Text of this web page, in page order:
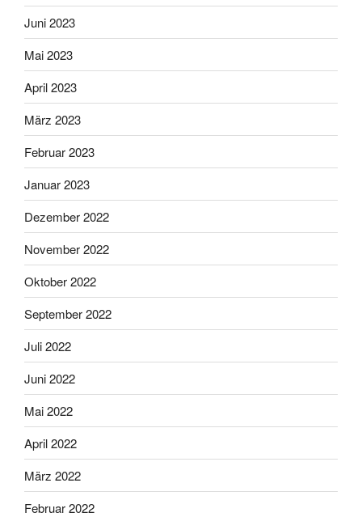
Juni 2023
Mai 2023
April 2023
März 2023
Februar 2023
Januar 2023
Dezember 2022
November 2022
Oktober 2022
September 2022
Juli 2022
Juni 2022
Mai 2022
April 2022
März 2022
Februar 2022